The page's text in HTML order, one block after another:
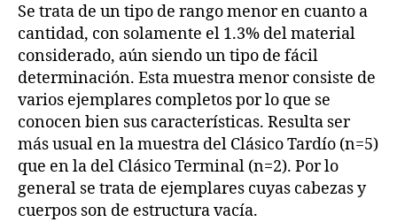
Se trata de un tipo de rango menor en cuanto a
cantidad, con solamente el 1.3% del material
considerado, aún siendo un tipo de fácil
determinación. Esta muestra menor consiste de
varios ejemplares completos por lo que se
conocen bien sus características. Resulta ser
más usual en la muestra del Clásico Tardío (n=5)
que en la del Clásico Terminal (n=2). Por lo
general se trata de ejemplares cuyas cabezas y
cuerpos son de estructura vacía.